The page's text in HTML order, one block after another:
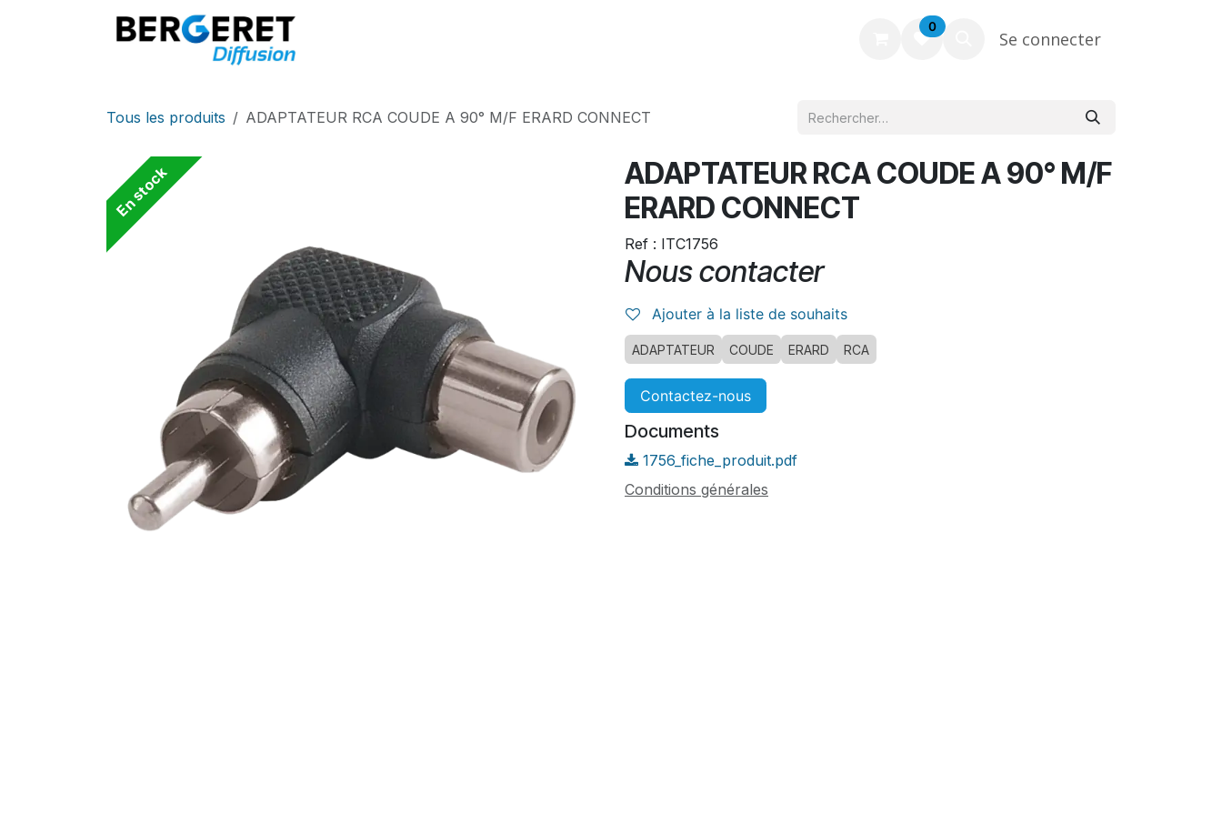
0
Se connecter
Tous les produits ADAPTATEUR RCA COUDE A 90° M/F ERARD CONNECT
En stock
ADAPTATEUR RCA COUDE A 90° M/F
ERARD CONNECT
Ref : ITC1756
Nous contacter
Ajouter à la liste de souhaits
ADAPTATEUR COUDE ERARD RCA
Contactez-nous
Documents
1756_fiche_produit.pdf
Conditions générales